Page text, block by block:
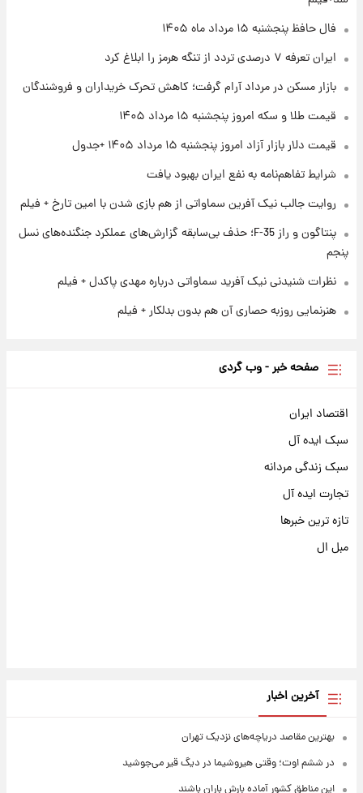
ارزش سهام عدالت برای امروز چهارشنبه ۱۴ مرداد
۱ روز پیش
نام خودرو، مبلغ پیش پرداخت و زمان تحویل |
سود مشارکت چند درصد است؟
فال حافظ پنجشنبه ۱۵ مرداد ماه ۱۴۰۵
ایران تعرفه ۷ درصدی تردد از تنگه هرمز را ابلاغ کرد
بازار مسکن در مرداد آرام گرفت؛ کاهش تحرک خریداران و فروشندگان
قیمت طلا و سکه امروز پنجشنبه ۱۵ مرداد ۱۴۰۵
قیمت دلار بازار آزاد امروز پنجشنبه ۱۵ مرداد ۱۴۰۵ +جدول
شرایط تفاهم‌نامه به نفع ایران بهبود یافت
روایت جالب نیک آفرین سماواتی از هم بازی شدن با امین تارخ + فیلم
پنتاگون و راز F-35؛ حذف بی‌سابقه گزارش‌های عملکرد جنگنده‌های نسل
پنجم
نظرات شنیدنی نیک آفرید سماواتی درباره مهدی پاکدل + فیلم
هنرنمایی روزبه حصاری آن هم بدون بدلکار + فیلم
صفحه خبر - وب گردی
اقتصاد ایران
سبک ایده آل
سبک زندگی مردانه
تجارت ایده آل
تازه ترین خبرها
مبل ال
آخرین اخبار
بهترین مقاصد دریاچه‌های نزدیک تهران
در ششم اوت؛ وقتی هیروشیما در دیگ قیر می‌جوشید
این مناطق کشور آماده بارش باران باشند